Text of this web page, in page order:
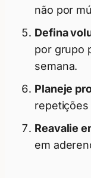
não por
Defina
por grupo
semana.
Planeje
repetições
Reavalie
em